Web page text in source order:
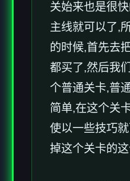
关始来也是很
主线就可以了,
的时候,首先去
都买了,然后我
个普通关卡,普
简单,在这个关
使以一些技巧
掉这个关卡的